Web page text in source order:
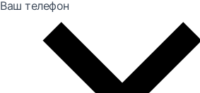
Ваш телефон